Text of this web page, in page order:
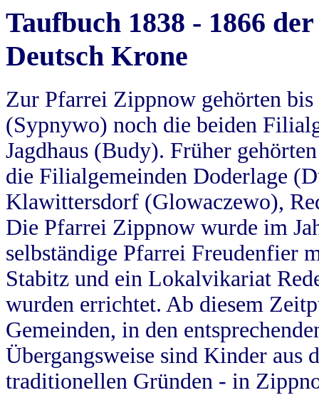
Taufbuch 1838 - 1866
Deutsch Krone
Zur Pfarrei Zippnow gehörten
(Sypnywo) noch die beiden
Jagdhaus (Budy). Früher
die Filialgemeinden Doderlage
Klawittersdorf (Glowaczewo),
Die Pfarrei Zippnow wurde im
selbständige Pfarrei Freudenfier
Stabitz und ein Lokalvikariat
wurden errichtet. Ab diesem
Gemeinden, in den
Übergangsweise sind Kinder aus
traditionellen Gründen - in